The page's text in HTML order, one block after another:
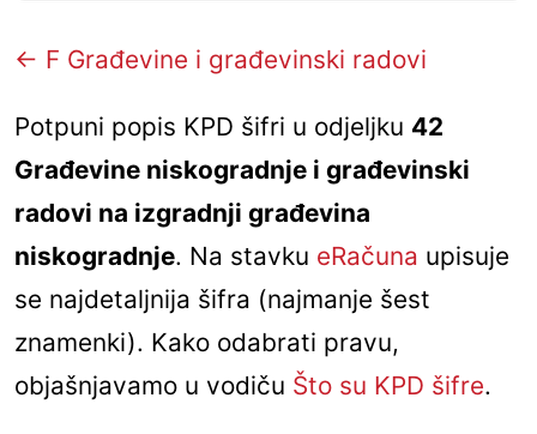
← F Građevine i građevinski radovi
Potpuni popis KPD šifri u odjeljku 42
Građevine niskogradnje i građevinski
radovi na izgradnji građevina
niskogradnje. Na stavku eRačuna upisuje
se najdetaljnija šifra (najmanje šest
znamenki). Kako odabrati pravu,
objašnjavamo u vodiču Što su KPD šifre.